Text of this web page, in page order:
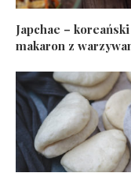
Japchae – koreański
makaron z